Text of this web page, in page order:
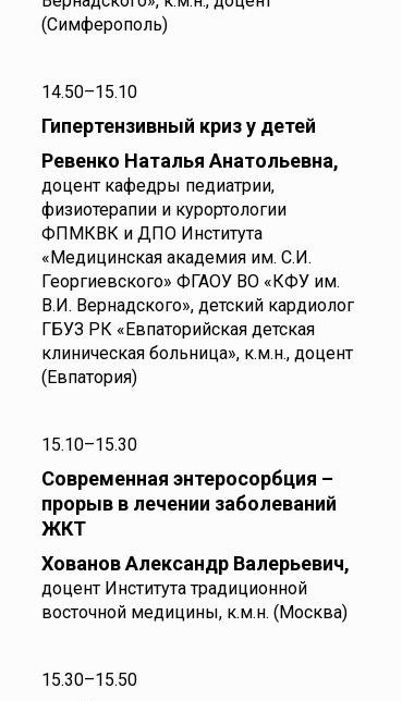
(Симферополь)
14.50–15.10
Гипертензивный криз у детей
Ревенко Наталья Анатольевна,
доцент кафедры педиатрии,
физиотерапии и курортологии
ФПМКВК и ДПО Института
«Медицинская академия им. С.И.
Георгиевского» ФГАОУ ВО «КФУ им.
В.И. Вернадского», детский кардиолог
ГБУЗ РК «Евпаторийская детская
клиническая больница», к.м.н., доцент
(Евпатория)
15.10–15.30
Современная энтеросорбция –
прорыв в лечении заболеваний
ЖКТ
Хованов Александр Валерьевич,
доцент Института традиционной
восточной медицины, к.м.н. (Москва)
15.30–15.50